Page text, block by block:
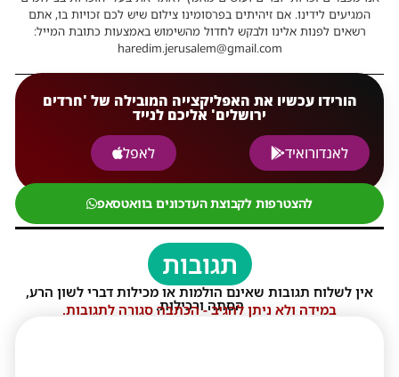
המגיעים לידינו. אם זיהיתים בפרסומינו צילום שיש לכם זכויות בו, אתם
רשאים לפנות אלינו ולבקש לחדול מהשימוש באמצעות כתובת המייל:
haredim.jerusalem@gmail.com
הורידו עכשיו את האפליקצייה המובילה של 'חרדים
ירושלים' אליכם לנייד
לאנדורואיד
לאפל
להצטרפות לקבוצת העדכונים בוואטסאפ
תגובות
אין לשלוח תגובות שאינם הולמות או מכילות דברי לשון הרע,
הסתה ורכילות.
במידה ולא ניתן להגיב - הכתבה סגורה לתגובות.